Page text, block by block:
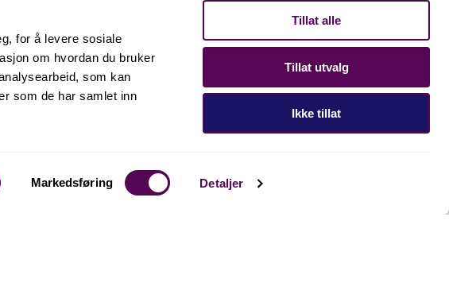
for å levere sosiale
om hvordan du bruker
som kan
som de har samlet inn
Markedsføring Detaljer
Tillat alle
Tillat utvalg
Ikke tillat